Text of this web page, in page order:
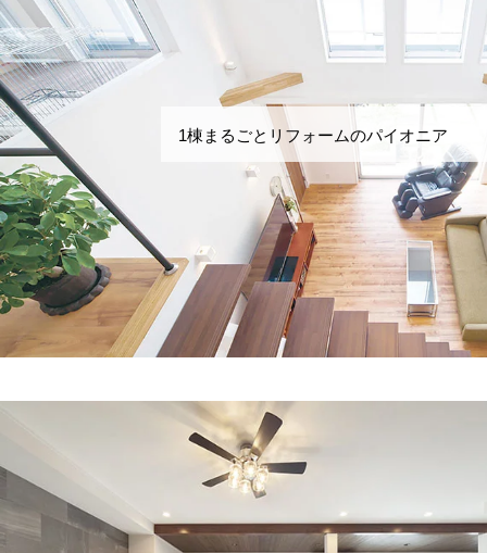
1棟まるごとリフォームのパイオニア